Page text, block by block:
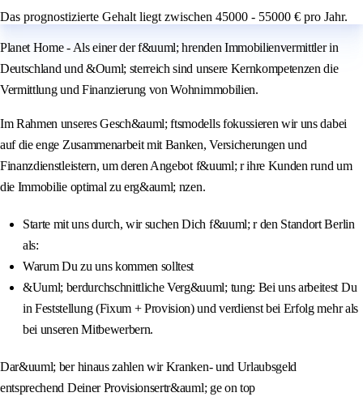
Das prognostizierte Gehalt liegt zwischen 45000 - 55000 € pro Jahr.
Planet Home - Als einer der f&uuml; hrenden Immobilienvermittler in
Deutschland und &Ouml; sterreich sind unsere Kernkompetenzen die
Vermittlung und Finanzierung von Wohnimmobilien.
Im Rahmen unseres Gesch&auml; ftsmodells fokussieren wir uns dabei
auf die enge Zusammenarbeit mit Banken, Versicherungen und
Finanzdienstleistern, um deren Angebot f&uuml; r ihre Kunden rund um
die Immobilie optimal zu erg&auml; nzen.
Starte mit uns durch, wir suchen Dich f&uuml; r den Standort Berlin
als:
Warum Du zu uns kommen solltest
&Uuml; berdurchschnittliche Verg&uuml; tung: Bei uns arbeitest Du
in Feststellung (Fixum + Provision) und verdienst bei Erfolg mehr als
bei unseren Mitbewerbern.
Dar&uuml; ber hinaus zahlen wir Kranken- und Urlaubsgeld
entsprechend Deiner Provisionsertr&auml; ge on top